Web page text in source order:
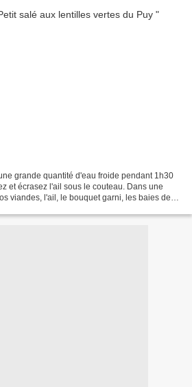
grande quantité d'eau froide pendant 1h30
et écrasez l'ail sous le couteau. Dans une
viandes, l'ail, le bouquet garni, les baies de